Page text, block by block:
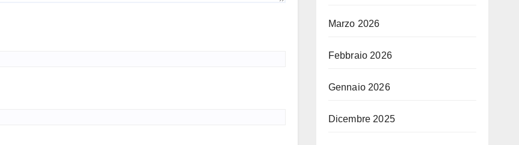
Marzo 2026
Febbraio 2026
Gennaio 2026
Dicembre 2025